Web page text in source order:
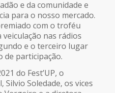
e da comunidade e
para o nosso mercado.
com o troféu
nas rádios
e o terceiro lugar
de participação.
do Fest’UP, o
Silvio Soledade, os vices